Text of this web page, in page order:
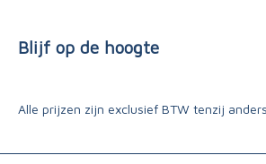
Blijf op de hoogte
Alle prijzen zijn exclusief BTW tenzij